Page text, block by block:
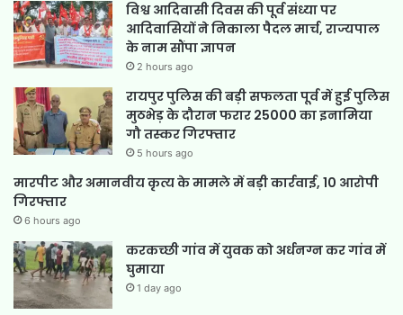
विश्व आदिवासी दिवस की पूर्व संध्या पर
आदिवासियों ने निकाला पैदल मार्च, राज्यपाल
के नाम सौंपा ज्ञापन
2 hours ago
रायपुर पुलिस की बड़ी सफलता पूर्व में हुई पुलिस
मुठभेड़ के दौरान फरार 25000 का इनामिया
गौ तस्कर गिरफ्तार
5 hours ago
मारपीट और अमानवीय कृत्य के मामले में बड़ी कार्रवाई, 10 आरोपी
गिरफ्तार
6 hours ago
करकच्छी गांव में युवक को अर्धनग्न कर गांव में
घुमाया
1 day ago